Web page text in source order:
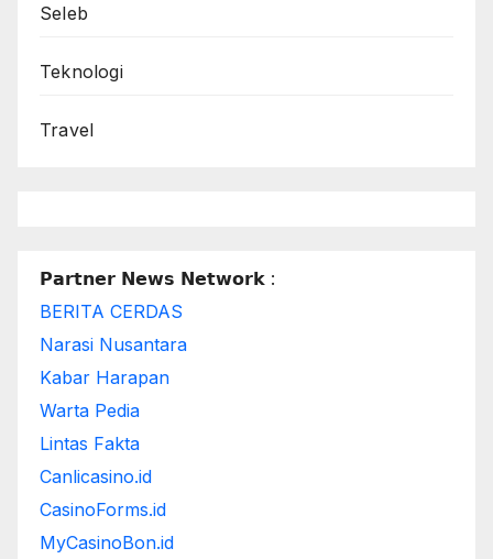
Seleb
Teknologi
Travel
𝗣𝗮𝗿𝘁𝗻𝗲𝗿 𝗡𝗲𝘄𝘀 𝗡𝗲𝘁𝘄𝗼𝗿𝗸 :
BERITA CERDAS
Narasi Nusantara
Kabar Harapan
Warta Pedia
Lintas Fakta
Canlicasino.id
CasinoForms.id
MyCasinoBon.id